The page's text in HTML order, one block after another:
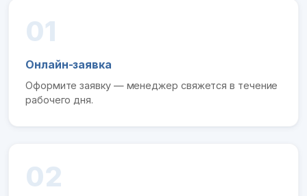
01
Онлайн-заявка
Оформите заявку — менеджер свяжется в течение
рабочего дня.
02